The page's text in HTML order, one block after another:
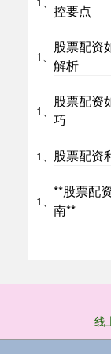
控要点
1、
股票配资
解析
1、
股票配资
巧
1、 股票配资
1、
**股票配
南**
线